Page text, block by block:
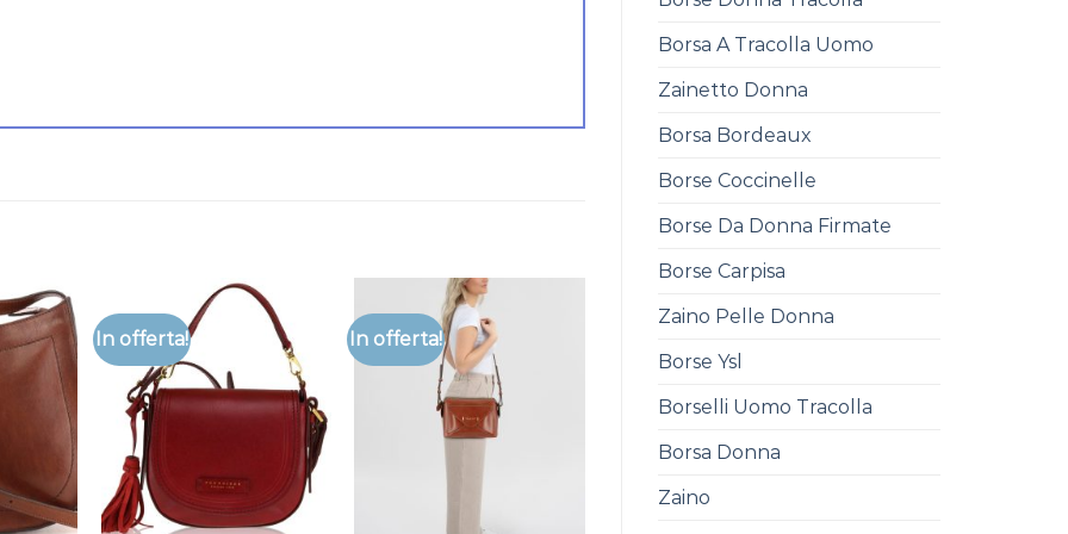
Borsa A Tracolla Uomo
Zainetto Donna
Borsa Bordeaux
Borse Coccinelle
Borse Da Donna Firmate
Borse Carpisa
Zaino Pelle Donna
Borse Ysl
Borselli Uomo Tracolla
Borsa Donna
Zaino
In offerta! In offerta!